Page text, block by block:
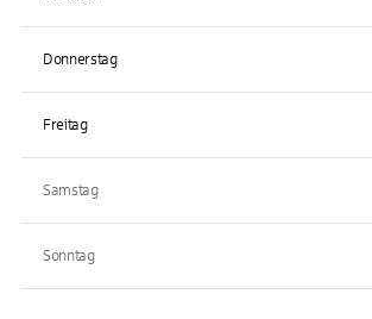
Donnerstag
Freitag
Samstag
Sonntag